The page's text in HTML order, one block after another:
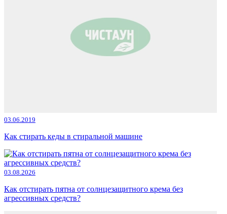
03.06.2019
Как стирать кеды в стиральной машине
03.08.2026
Как отстирать пятна от солнцезащитного крема без
агрессивных средств?